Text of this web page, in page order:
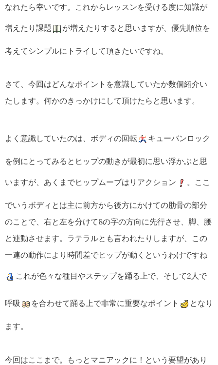
なれたら幸いです。これからレッスンを受ける度に知識が
増えたり課題 が増えたりすると思いますが、優先順位を
考えてシンプルにトライして頂きたいですね。
さて、今回はどんなポイントを意識していたか数個紹介い
たします。何かのきっかけにして頂けたらと思います。
よく意識していたのは、ボディの回転 キューバンロック
を例にとってみるとヒップの動きが最初に思い浮かぶと思
いますが、あくまでヒップムーブはリアクション 。ここ
でいうボディとは主に前方から後方にかけての肋骨の部分
のことで、右と左を分けて8の字の方向に先行させ、脚、腰
と連動させます。ラテラルとも言われたりしますが、この
一連の動作により時間差でヒップが動くというわけですね
これが色々な種目やステップを踊る上で、そして2人で
呼吸 を合わせて踊る上で非常に重要なポイント となり
ます。
今回はここまで。もっとマニアックに！という要望があり